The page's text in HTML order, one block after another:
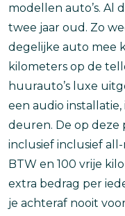
modellen auto’s. Al
twee jaar oud. Zo
degelijke auto mee
kilometers op de
huurauto’s luxe
een audio
deuren. De op deze
inclusief inclusief
BTW en 100 vrije
extra bedrag per
je achteraf nooit